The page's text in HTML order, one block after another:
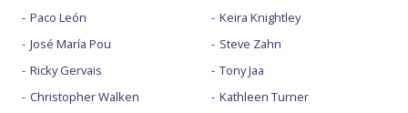
Paco León
José María Pou
Ricky Gervais
Christopher Walken
Keira Knightley
Steve Zahn
Tony Jaa
Kathleen Turner